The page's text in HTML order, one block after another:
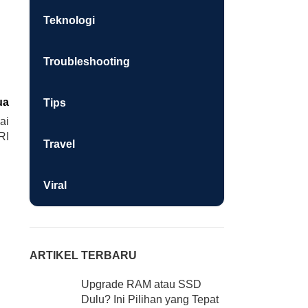
Teknologi
Troubleshooting
Tips
Travel
Viral
ARTIKEL TERBARU
Upgrade RAM atau SSD
Dulu? Ini Pilihan yang Tepat